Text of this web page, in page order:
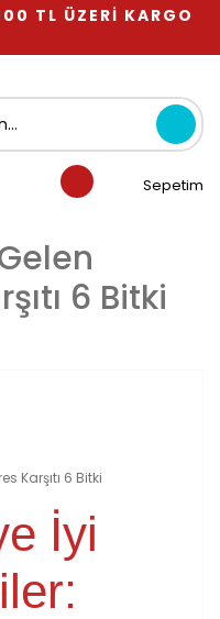
TL ÜZERİ KARGO
Sepetim
6 Bitki
İyi